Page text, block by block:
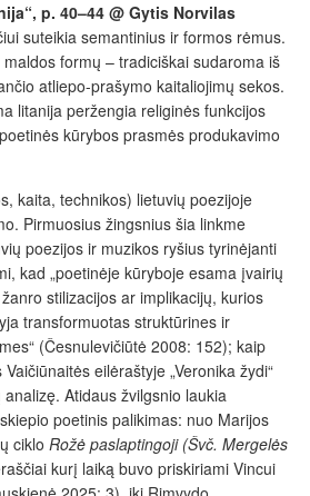
p. 40–44 @ Gytis Norvilas
suteikia semantinius ir formos rėmus.
formų – tradiciškai sudaroma iš
atliepo-prašymo kaitaliojimų sekos.
litanija peržengia religinės funkcijos
kūrybos prasmės produkavimo
kaita, technikos) lietuvių poezijoje
Pirmuosius žingsnius šia linkme
poezijos ir muzikos ryšius tyrinėjanti
kad „poetinėje kūryboje esama įvairių
stilizacijos ar implikacijų, kurios
transformuotas struktūrines ir
(Česnulevičiūtė 2008: 152); kaip
eilėraštyje „Veronika žydi“
Atidaus žvilgsnio laukia
poetinis palikimas: nuo Marijos
ciklo Rožė paslaptingoji (Švč. Mergelės
kurį laiką buvo priskiriami Vincui